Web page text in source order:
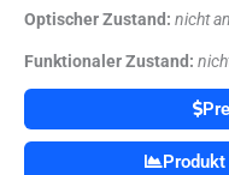
Optischer Zustand: nicht
Funktionaler Zustand: